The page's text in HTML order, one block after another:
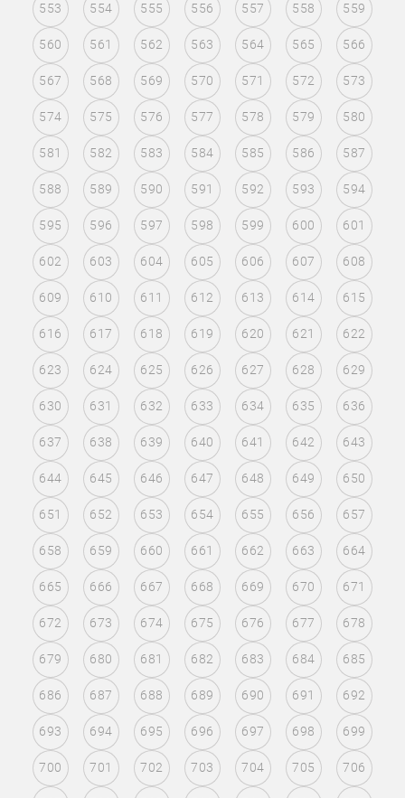
553 554 555 556 557 558 559
560 561 562 563 564 565 566
567 568 569 570 571 572 573
574 575 576 577 578 579 580
581 582 583 584 585 586 587
588 589 590 591 592 593 594
595 596 597 598 599 600 601
602 603 604 605 606 607 608
609 610 611 612 613 614 615
616 617 618 619 620 621 622
623 624 625 626 627 628 629
630 631 632 633 634 635 636
637 638 639 640 641 642 643
644 645 646 647 648 649 650
651 652 653 654 655 656 657
658 659 660 661 662 663 664
665 666 667 668 669 670 671
672 673 674 675 676 677 678
679 680 681 682 683 684 685
686 687 688 689 690 691 692
693 694 695 696 697 698 699
700 701 702 703 704 705 706